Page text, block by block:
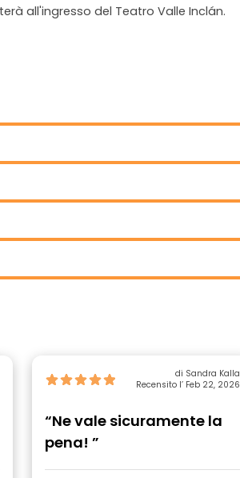
all'ingresso del Teatro Valle Inclán.
di Sandra Kalla
Recensito l’ Feb 22, 2026
“Ne vale sicuramente la
pena! ”